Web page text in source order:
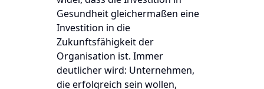
Gesundheit gleichermaßen eine
Investition in die
Zukunftsfähigkeit der
Organisation ist. Immer
deutlicher wird: Unternehmen,
die erfolgreich sein wollen,